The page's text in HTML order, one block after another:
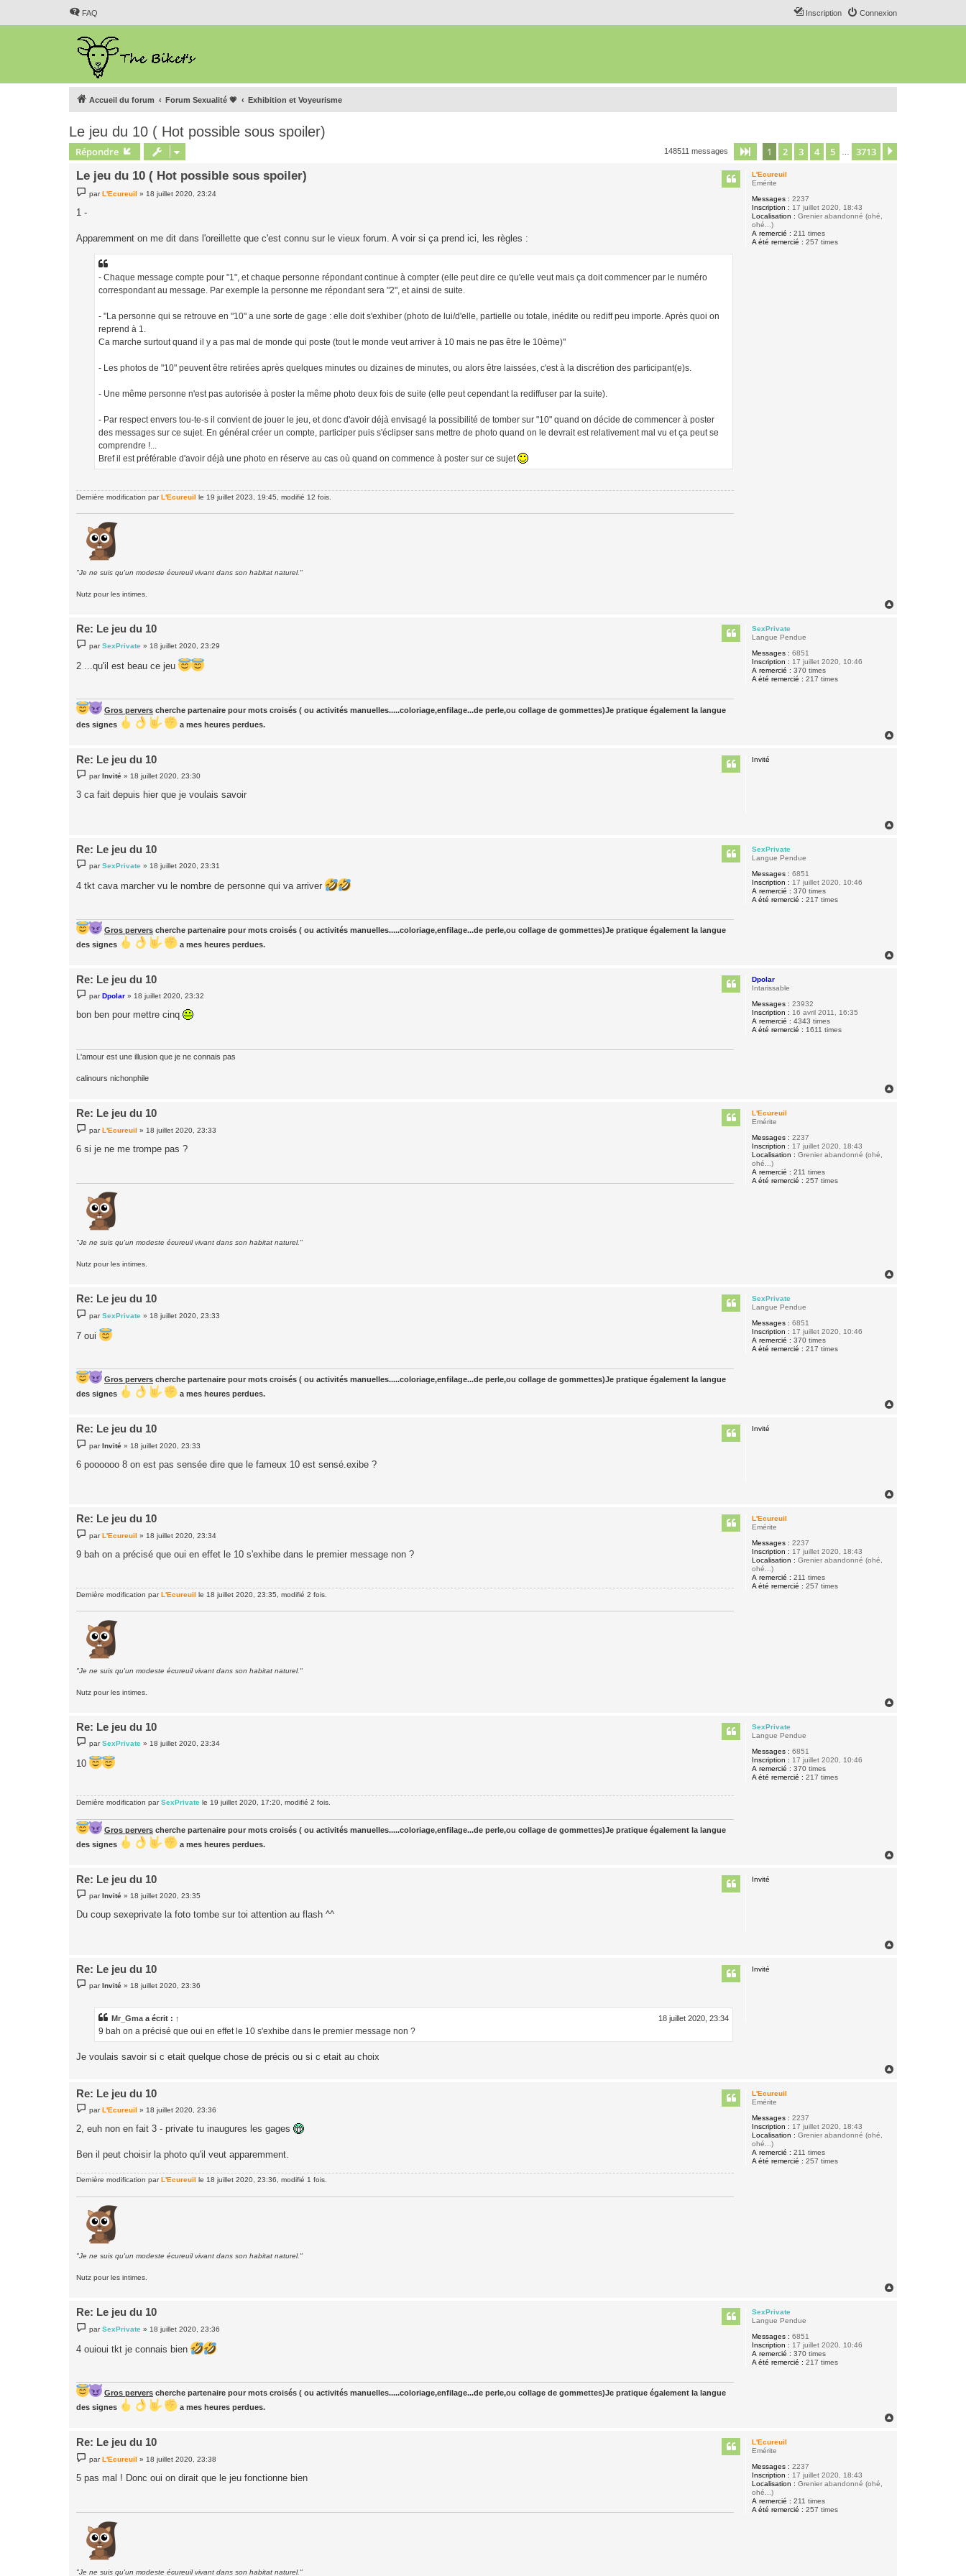
FAQ Connexion
Inscription
Accueil du forum Forum Sexualité 💗 Exhibition et Voyeurisme
Le jeu du 10 ( Hot possible sous spoiler)
Répondre 148511 messages Page sur3713
1 2 3 4 5 3713
L'Ecureuil
Emérite
Messages : 2237
Inscription : 17 juillet 2020, 18:43
Localisation : Grenier abandonné (ohé,
ohé...)
A remercié : 211 times
A été remercié : 257 times
Le jeu du 10 ( Hot possible sous spoiler)
e
s
e
parL'Ecureuil » 18 juillet 2020, 23:24
1 -
Apparemment on me dit dans l'oreillette que c'est connu sur le vieux forum. A voir si ça prend ici, les règles :
- Chaque message compte pour "1", et chaque personne répondant continue à compter (elle peut dire ce qu'elle veut mais ça doit commencer par le numéro
correspondant au message. Par exemple la personne me répondant sera "2", et ainsi de suite.
- "La personne qui se retrouve en "10" a une sorte de gage : elle doit s'exhiber (photo de lui/d'elle, partielle ou totale, inédite ou rediff peu importe. Après quoi on
reprend à 1.
Ca marche surtout quand il y a pas mal de monde qui poste (tout le monde veut arriver à 10 mais ne pas être le 10ème)"
- Les photos de "10" peuvent être retirées après quelques minutes ou dizaines de minutes, ou alors être laissées, c'est à la discrétion des participant(e)s.
- Une même personne n'est pas autorisée à poster la même photo deux fois de suite (elle peut cependant la rediffuser par la suite).
- Par respect envers tou-te-s il convient de jouer le jeu, et donc d'avoir déjà envisagé la possibilité de tomber sur "10" quand on décide de commencer à poster
des messages sur ce sujet. En général créer un compte, participer puis s'éclipser sans mettre de photo quand on le devrait est relativement mal vu et ça peut se
comprendre !...
Bref il est préférable d'avoir déjà une photo en réserve au cas où quand on commence à poster sur ce sujet
Dernière modification parL'Ecureuil le 19 juillet 2023, 19:45, modifié 12 fois.
"Je ne suis qu'un modeste écureuil vivant dans son habitat naturel."
Nutz pour les intimes.
SexPrivate
Langue Pendue
Messages : 6851
Inscription : 17 juillet 2020, 10:46
A remercié : 370 times
A été remercié : 217 times
Re: Le jeu du 10
e
s
parSexPrivate » 18 juillet 2020, 23:29
2 ...qu'il est beau ce jeu
Gros pervers cherche partenaire pour mots croisés ( ou activités manuelles.....coloriage,enfilage...de perle,ou collage de gommettes)Je pratique également la langue
des signes
a mes heures perdues.
Invité
Re: Le jeu du 10
e
s
parInvité » 18 juillet 2020, 23:30
3 ca fait depuis hier que je voulais savoir
SexPrivate
Langue Pendue
Messages : 6851
Inscription : 17 juillet 2020, 10:46
A remercié : 370 times
A été remercié : 217 times
Re: Le jeu du 10
e
s
parSexPrivate » 18 juillet 2020, 23:31
4 tkt cava marcher vu le nombre de personne qui va arriver
Gros pervers cherche partenaire pour mots croisés ( ou activités manuelles.....coloriage,enfilage...de perle,ou collage de gommettes)Je pratique également la langue
des signes
a mes heures perdues.
Dpolar
Intarissable
Messages : 23932
Inscription : 16 avril 2011, 16:35
A remercié : 4343 times
A été remercié : 1611 times
Re: Le jeu du 10
e
s
parDpolar »18 juillet 2020, 23:32
bon ben pour mettre cinq
L'amour est une illusion que je ne connais pas
calinours nichonphile
L'Ecureuil
Emérite
Messages : 2237
Inscription : 17 juillet 2020, 18:43
Localisation : Grenier abandonné (ohé,
ohé...)
A remercié : 211 times
A été remercié : 257 times
Re: Le jeu du 10
e
s
s
parL'Ecureuil » 18 juillet 2020, 23:33
6 si je ne me trompe pas ?
"Je ne suis qu'un modeste écureuil vivant dans son habitat naturel."
Nutz pour les intimes.
SexPrivate
Langue Pendue
Messages : 6851
Inscription : 17 juillet 2020, 10:46
A remercié : 370 times
A été remercié : 217 times
Re: Le jeu du 10
e
s
parSexPrivate » 18 juillet 2020, 23:33
7 oui
Gros pervers cherche partenaire pour mots croisés ( ou activités manuelles.....coloriage,enfilage...de perle,ou collage de gommettes)Je pratique également la langue
des signes
a mes heures perdues.
Invité
Re: Le jeu du 10
e
s
parInvité » 18 juillet 2020, 23:33
6 poooooo 8 on est pas sensée dire que le fameux 10 est sensé.exibe ?
L'Ecureuil
Emérite
Messages : 2237
Inscription : 17 juillet 2020, 18:43
Localisation : Grenier abandonné (ohé,
ohé...)
A remercié : 211 times
A été remercié : 257 times
Re: Le jeu du 10
e
s
parL'Ecureuil » 18 juillet 2020, 23:34
9 bah on a précisé que oui en effet le 10 s'exhibe dans le premier message non ?
Dernière modification parL'Ecureuil le 18 juillet 2020, 23:35, modifié 2 fois.
"Je ne suis qu'un modeste écureuil vivant dans son habitat naturel."
Nutz pour les intimes.
SexPrivate
Langue Pendue
Messages : 6851
Inscription : 17 juillet 2020, 10:46
A remercié : 370 times
A été remercié : 217 times
Re: Le jeu du 10
e
s
s
parSexPrivate » 18 juillet 2020, 23:34
10
Dernière modification parSexPrivate le 19 juillet 2020, 17:20, modifié 2 fois.
Gros pervers cherche partenaire pour mots croisés ( ou activités manuelles.....coloriage,enfilage...de perle,ou collage de gommettes)Je pratique également la langue
des signes
a mes heures perdues.
Invité
Re: Le jeu du 10
e
s
parInvité »18 juillet 2020, 23:35
Du coup sexeprivate la foto tombe sur toi attention au flash ^^
Invité
Re: Le jeu du 10
e
parInvité »18 juillet 2020, 23:36
Mr_Gma a écrit : ↑ 18 juillet 2020, 23:34
9 bah on a précisé que oui en effet le 10 s'exhibe dans le premier message non ?
Je voulais savoir si c etait quelque chose de précis ou si c etait au choix
L'Ecureuil
Emérite
Messages : 2237
Inscription : 17 juillet 2020, 18:43
Localisation : Grenier abandonné (ohé,
ohé...)
A remercié : 211 times
A été remercié : 257 times
Re: Le jeu du 10
e
s
e
par L'Ecureuil »18 juillet 2020, 23:36
2, euh non en fait 3 - private tu inaugures les gages
Ben il peut choisir la photo qu'il veut apparemment.
Dernière modification par L'Ecureuil le 18 juillet 2020, 23:36, modifié 1 fois.
"Je ne suis qu'un modeste écureuil vivant dans son habitat naturel."
Nutz pour les intimes.
SexPrivate
Langue Pendue
Messages : 6851
Inscription : 17 juillet 2020, 10:46
A remercié : 370 times
A été remercié : 217 times
Re: Le jeu du 10
e
s
parSexPrivate » 18 juillet 2020, 23:36
4 ouioui tkt je connais bien
Gros pervers cherche partenaire pour mots croisés ( ou activités manuelles.....coloriage,enfilage...de perle,ou collage de gommettes)Je pratique également la langue
des signes
a mes heures perdues.
L'Ecureuil
Emérite
Messages : 2237
Inscription : 17 juillet 2020, 18:43
Localisation : Grenier abandonné (ohé,
ohé...)
A remercié : 211 times
A été remercié : 257 times
Re: Le jeu du 10
e
s
parL'Ecureuil » 18 juillet 2020, 23:38
5 pas mal ! Donc oui on dirait que le jeu fonctionne bien
"Je ne suis qu'un modeste écureuil vivant dans son habitat naturel."